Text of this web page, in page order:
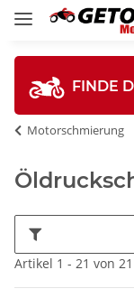
FINDE
Motorschmierung
Artikel 1 - 21 von 21